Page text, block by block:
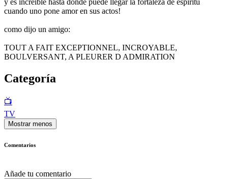
cuando uno pone amor en sus actos!
como dijo un amigo:
TOUT A FAIT EXCEPTIONNEL, INCROYABLE,
BOULVERSANT, A PLEURER D ADMIRATION
Categoría
📺
TV
Mostrar menos
Comentarios
Añade tu comentario